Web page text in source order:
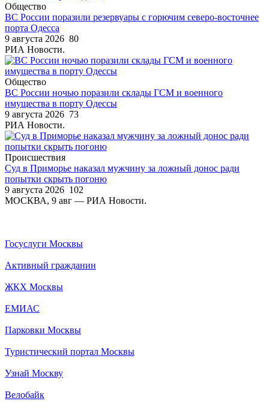
Общество
ВС России поразили резервуары с горючим северо-восточнее
порта Одесса
9 августа 2026 80
РИА Новости.
Общество
ВС России ночью поразили склады ГСМ и военного
имущества в порту Одессы
9 августа 2026 73
РИА Новости.
Происшествия
Суд в Приморье наказал мужчину за ложный донос ради
попытки скрыть погоню
9 августа 2026 102
МОСКВА, 9 авг — РИА Новости.
Госуслуги Москвы
Активный гражданин
ЖКХ Москвы
ЕМИАС
Парковки Москвы
Туристический портал Москвы
Узнай Москву
Велобайк